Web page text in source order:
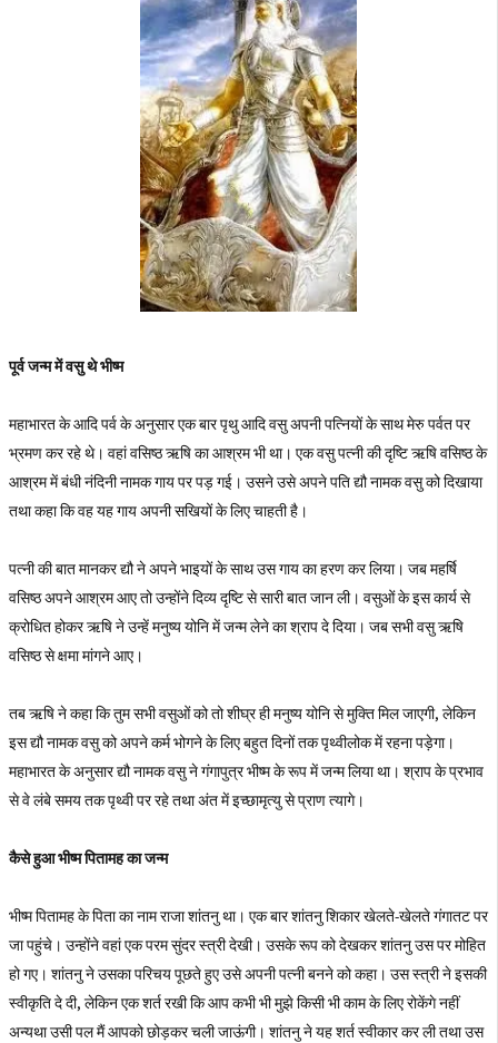
पूर्व जन्म में वसु थे भीष्म
महाभारत के आदि पर्व के अनुसार एक बार पृथु आदि वसु अपनी पत्नियों के साथ मेरु पर्वत पर
भ्रमण कर रहे थे। वहां वसिष्ठ ऋषि का आश्रम भी था। एक वसु पत्नी की दृष्टि ऋषि वसिष्ठ के
आश्रम में बंधी नंदिनी नामक गाय पर पड़ गई। उसने उसे अपने पति द्यौ नामक वसु को दिखाया
तथा कहा कि वह यह गाय अपनी सखियों के लिए चाहती है।
पत्नी की बात मानकर द्यौ ने अपने भाइयों के साथ उस गाय का हरण कर लिया। जब महर्षि
वसिष्ठ अपने आश्रम आए तो उन्होंने दिव्य दृष्टि से सारी बात जान ली। वसुओं के इस कार्य से
क्रोधित होकर ऋषि ने उन्हें मनुष्य योनि में जन्म लेने का श्राप दे दिया। जब सभी वसु ऋषि
वसिष्ठ से क्षमा मांगने आए।
तब ऋषि ने कहा कि तुम सभी वसुओं को तो शीघ्र ही मनुष्य योनि से मुक्ति मिल जाएगी, लेकिन
इस द्यौ नामक वसु को अपने कर्म भोगने के लिए बहुत दिनों तक पृथ्वीलोक में रहना पड़ेगा।
महाभारत के अनुसार द्यौ नामक वसु ने गंगापुत्र भीष्म के रूप में जन्म लिया था। श्राप के प्रभाव
से वे लंबे समय तक पृथ्वी पर रहे तथा अंत में इच्छामृत्यु से प्राण त्यागे।
कैसे हुआ भीष्म पितामह का जन्म
भीष्म पितामह के पिता का नाम राजा शांतनु था। एक बार शांतनु शिकार खेलते-खेलते गंगातट पर
जा पहुंचे। उन्होंने वहां एक परम सुंदर स्त्री देखी। उसके रूप को देखकर शांतनु उस पर मोहित
हो गए। शांतनु ने उसका परिचय पूछते हुए उसे अपनी पत्नी बनने को कहा। उस स्त्री ने इसकी
स्वीकृति दे दी, लेकिन एक शर्त रखी कि आप कभी भी मुझे किसी भी काम के लिए रोकेंगे नहीं
अन्यथा उसी पल मैं आपको छोड़कर चली जाऊंगी। शांतनु ने यह शर्त स्वीकार कर ली तथा उस